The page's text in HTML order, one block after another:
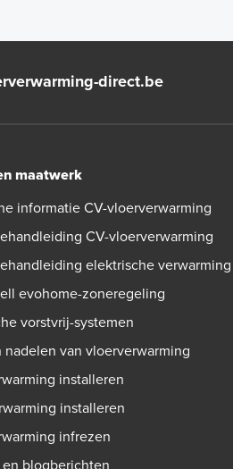
direct.be
maatwerk
informatie CV-vloerverwarming
CV-vloerverwarming
elektrische verwarming
evohome-zoneregeling
vorstvrij-systemen
nadelen van vloerverwarming
installeren
installeren
infrezen
en blogberichten